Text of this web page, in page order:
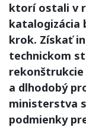
ktorí ostali v
katalogizácia
krok. Získať
technickom
rekonštrukcie
a dlhodobý
ministerstva
podmienky